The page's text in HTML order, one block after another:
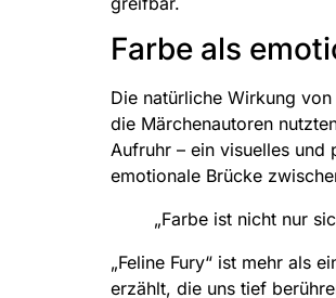
Farbe als
Die natürliche Wirkung
die Märchenautoren
Aufruhr – ein visuelles und
emotionale Brücke
„Farbe ist nicht nur
„Feline Fury“ ist mehr als
erzählt, die uns tief